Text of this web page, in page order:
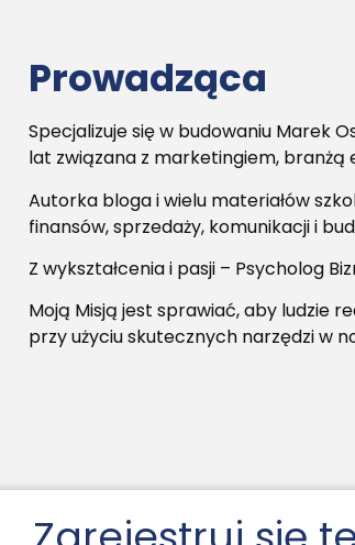
Prowadząca
Specjalizuje się w budowaniu Marek
lat związana z marketingiem,
Autorka bloga i wielu materiałów
finansów, sprzedaży, komunikacji i
Z wykształcenia i pasji – Psycholog
Moją Misją jest sprawiać, aby ludzie
przy użyciu skutecznych narzędzi w